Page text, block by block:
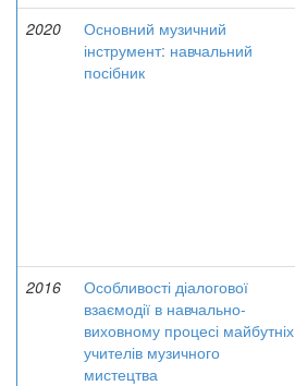
2020
Основний музичний
інструмент: навчальний
посібник
2016
Особливості діалогової
взаємодії в навчально-
виховному процесі майбутніх
учителів музичного
мистецтва